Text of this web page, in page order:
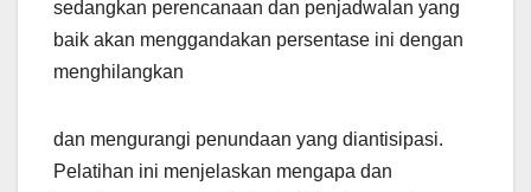
sedangkan perencanaan dan penjadwalan yang
baik akan menggandakan persentase ini dengan
menghilangkan
dan mengurangi penundaan yang diantisipasi.
Pelatihan ini menjelaskan mengapa dan